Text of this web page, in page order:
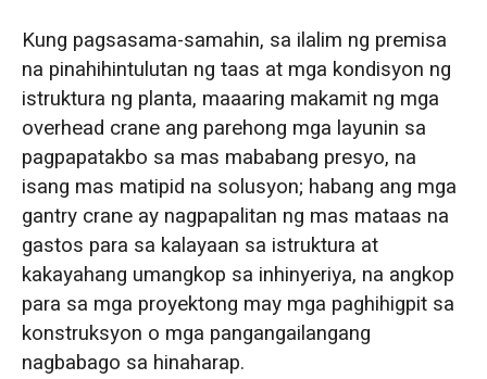
Kung pagsasama-samahin, sa ilalim ng premisa
na pinahihintulutan ng taas at mga kondisyon ng
istruktura ng planta, maaaring makamit ng mga
overhead crane ang parehong mga layunin sa
pagpapatakbo sa mas mababang presyo, na
isang mas matipid na solusyon; habang ang mga
gantry crane ay nagpapalitan ng mas mataas na
gastos para sa kalayaan sa istruktura at
kakayahang umangkop sa inhinyeriya, na angkop
para sa mga proyektong may mga paghihigpit sa
konstruksyon o mga pangangailangang
nagbabago sa hinaharap.